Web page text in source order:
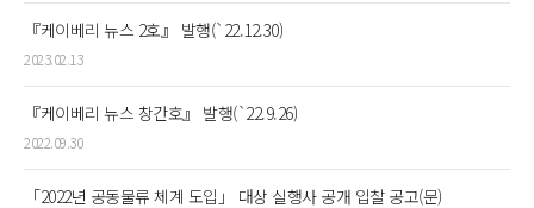
『케이베리 뉴스 2호』 발행(`22.12.30)
2023.02.13
『케이베리 뉴스 창간호』 발행(`22.9.26)
2022.09.30
「2022년 공동물류 체계 도입」 대상 실행사 공개 입찰 공고(문)